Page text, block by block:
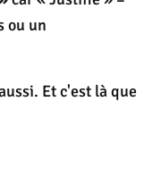
ou un
Et c'est là que